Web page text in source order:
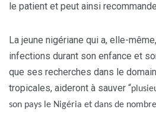
le patient et peut ainsi
La jeune nigériane qui a, elle-
infections durant son enfance et
que ses recherches dans le
tropicales, aideront à sauver “
son pays le Nigéria et dans de